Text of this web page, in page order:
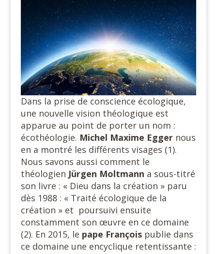
Dans la prise de conscience écologique,
une nouvelle vision théologique est
apparue au point de porter un nom :
écothéologie. Michel Maxime Eggernous
en a montré les différents visages (1).
Nous savons aussi comment le
théologien Jürgen Moltmann a sous-titré
son livre : « Dieu dans la création » paru
dès 1988 : « Traité écologique de la
création » et poursuivi ensuite
constamment son œuvre en ce domaine
(2). En 2015, le pape Françoispublie dans
ce domaine une encyclique retentissante :